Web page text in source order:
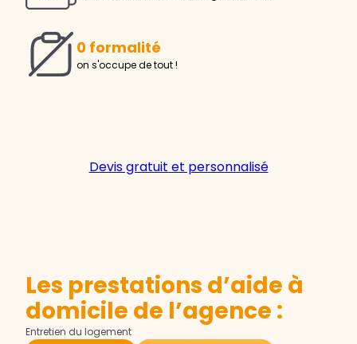
0 formalité
on s'occupe de tout !
Devis gratuit et personnalisé
Les prestations d’aide à
domicile de l’agence :
Entretien du logement